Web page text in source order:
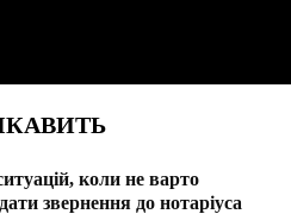
коли не варто
звернення до нотаріуса